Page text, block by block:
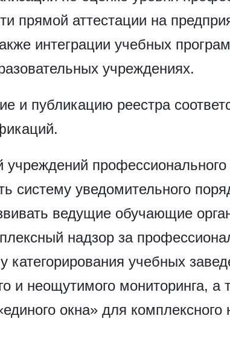
прямой аттестации на
интеграции учебных
учреждениях.
и публикацию реестра
профессионального
систему уведомительного
ведущие обучающие
надзор за
учебных
и неощутимого мониторинга, а
окна» для комплексного